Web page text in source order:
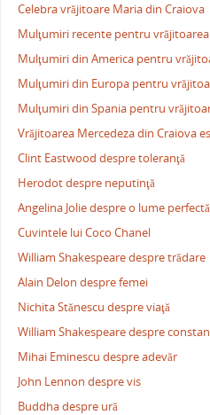
Celebra vrăjitoare Maria din Craiova
Mulţumiri recente pentru
Mulţumiri din America pentru
Mulţumiri din Europa pentru
Mulţumiri din Spania pentru
Vrăjitoarea Mercedeza din Craiova
Clint Eastwood despre toleranţă
Herodot despre neputinţă
Angelina Jolie despre o lume perfectă
Cuvintele lui Coco Chanel
William Shakespeare despre trădare
Alain Delon despre femei
Nichita Stănescu despre viaţă
William Shakespeare despre
Mihai Eminescu despre adevăr
John Lennon despre vis
Buddha despre ură